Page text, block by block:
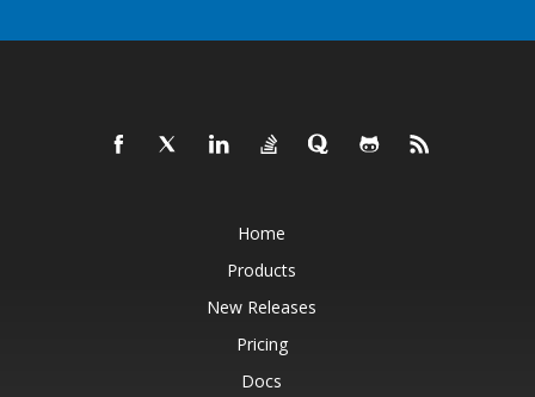
Home
Products
New Releases
Pricing
Docs